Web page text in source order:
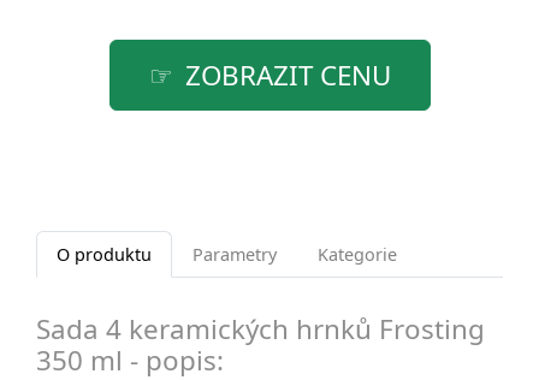
ZOBRAZIT CENU
O produktu Parametry Kategorie
Sada 4 keramických hrnků Frosting
350 ml - popis: